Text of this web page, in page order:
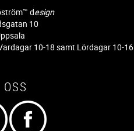
design
10
10-18 samt Lördagar 10-16